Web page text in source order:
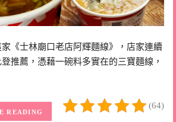
《士林廟口老店阿輝麵線》，店家連續
推薦，憑藉一碗料多實在的三寶麵線，
(64)
READING